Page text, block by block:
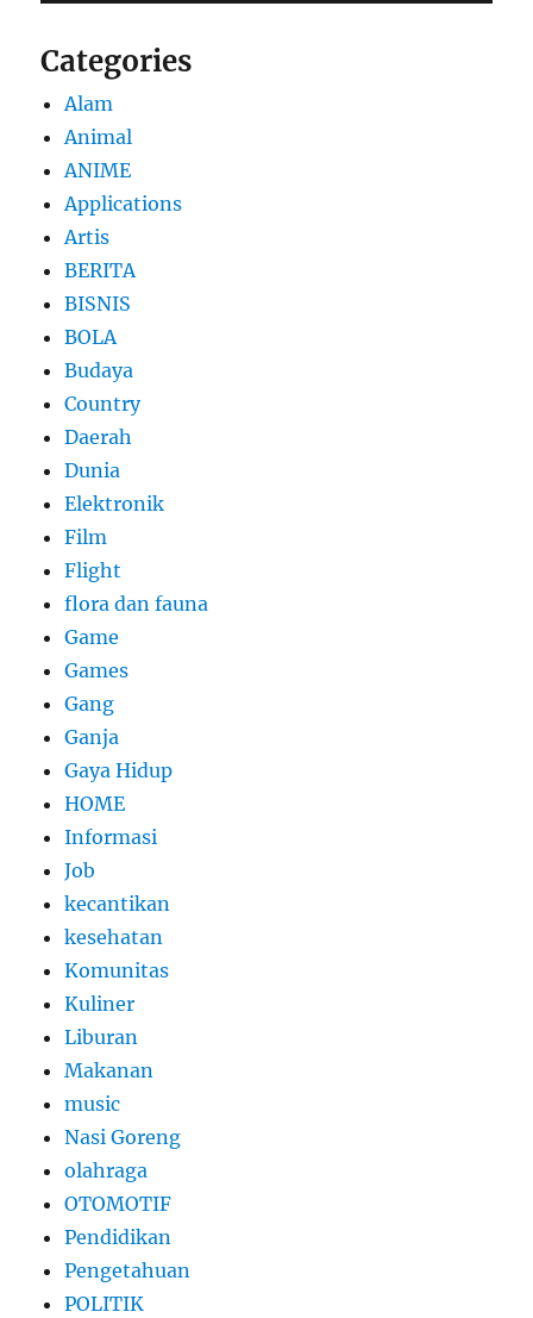
Categories
Alam
Animal
ANIME
Applications
Artis
BERITA
BISNIS
BOLA
Budaya
Country
Daerah
Dunia
Elektronik
Film
Flight
flora dan fauna
Game
Games
Gang
Ganja
Gaya Hidup
HOME
Informasi
Job
kecantikan
kesehatan
Komunitas
Kuliner
Liburan
Makanan
music
Nasi Goreng
olahraga
OTOMOTIF
Pendidikan
Pengetahuan
POLITIK